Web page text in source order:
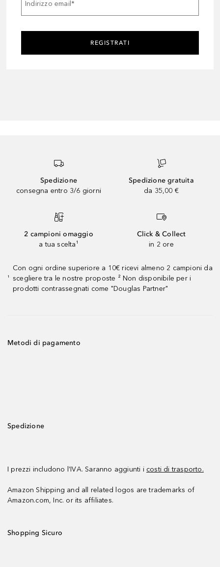
Indirizzo email *
REGISTRATI
Spedizione
consegna entro 3/6 giorni
Spedizione gratuita
da 35,00 €
2 campioni omaggio
a tua scelta¹
Click & Collect
in 2 ore
¹
Con ogni ordine superiore a 10€ ricevi almeno 2 campioni da
scegliere tra le nostre proposte ² Non disponibile per i
prodotti contrassegnati come "Douglas Partner"
Metodi di pagamento
Spedizione
I prezzi includono l’IVA. Saranno aggiunti i costi di trasporto.
Amazon Shipping and all related logos are trademarks of
Amazon.com, Inc. or its affiliates.
Shopping Sicuro